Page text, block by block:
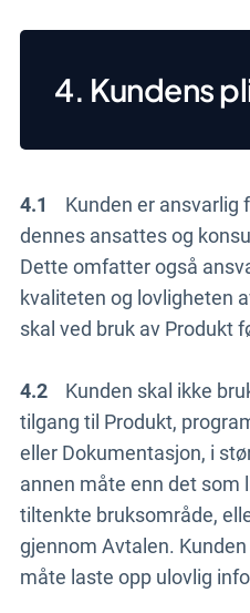
4. Kundens
4.1
Kunden er ansvarlig
dennes ansattes og
Dette omfatter også
kvaliteten og lovligheten
skal ved bruk av Produkt
4.2
Kunden skal ikke
tilgang til Produkt,
eller Dokumentasjon, i
annen måte enn det som
tiltenkte bruksområde,
gjennom Avtalen.
måte laste opp ulovlig